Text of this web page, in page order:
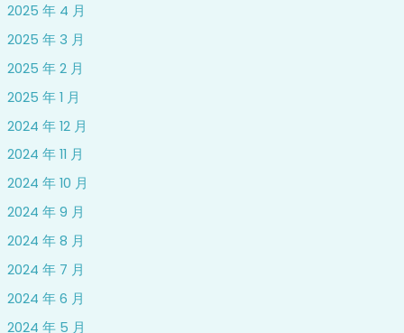
2025 年 4 月
2025 年 3 月
2025 年 2 月
2025 年 1 月
2024 年 12 月
2024 年 11 月
2024 年 10 月
2024 年 9 月
2024 年 8 月
2024 年 7 月
2024 年 6 月
2024 年 5 月